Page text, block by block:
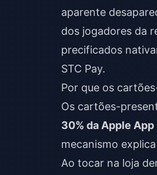
aparente
dos jogadores da
precificados
STC Pay.
Por que os
Os cartões-
30% da Apple
mecanismo
Ao tocar na loja